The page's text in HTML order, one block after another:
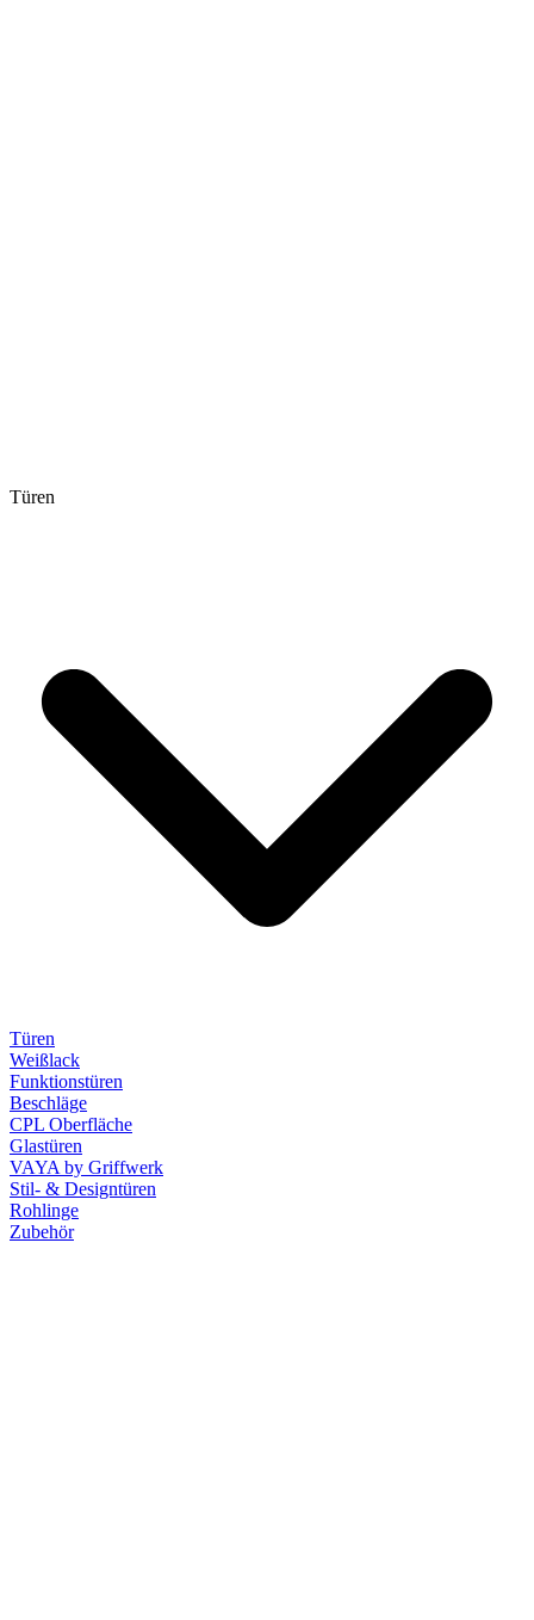
Türen
Türen
Weißlack
Funktionstüren
Beschläge
CPL Oberfläche
Glastüren
VAYA by Griffwerk
Stil- & Designtüren
Rohlinge
Zubehör